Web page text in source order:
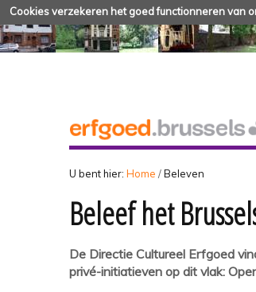
Cookies verzekeren het goed functionneren van
U bent hier: Home /Beleven
Beleef het
De Directie Cultureel Erfgoed
privé-initiatieven op dit vlak: